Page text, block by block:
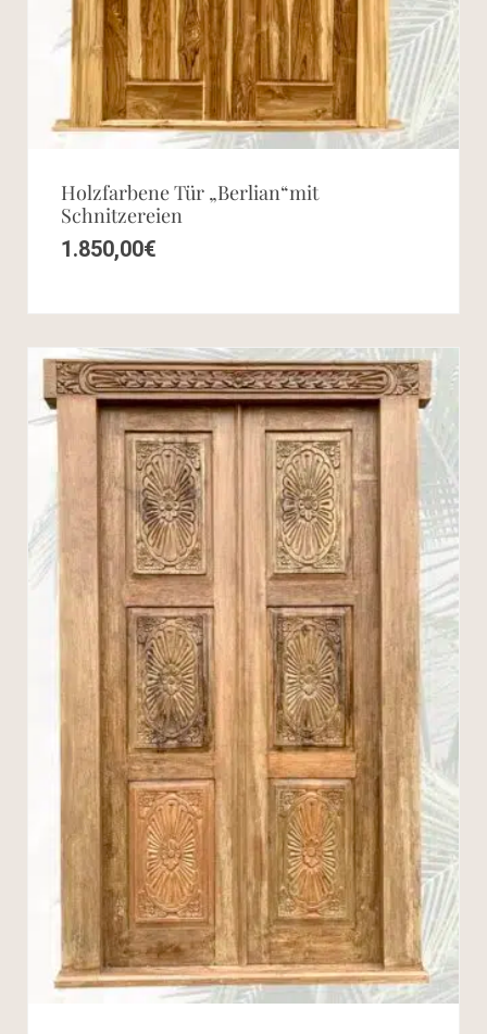
Holzfarbene Tür „Berlian“mit
Schnitzereien
1.850,00€